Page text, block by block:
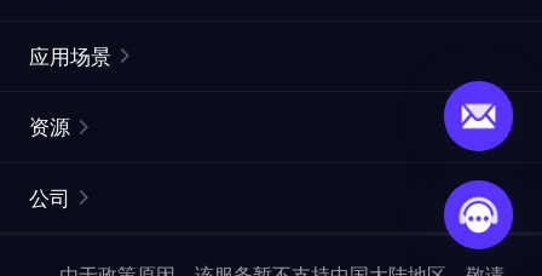
静态住宅代理
网页抓取 API
ISP代理
ProxySite
应用场景
市场研究
资源
常见问题解答
公司